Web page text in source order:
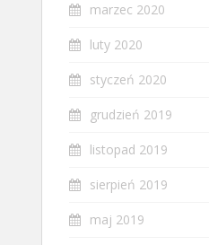
marzec 2020
luty 2020
styczeń 2020
grudzień 2019
listopad 2019
sierpień 2019
maj 2019